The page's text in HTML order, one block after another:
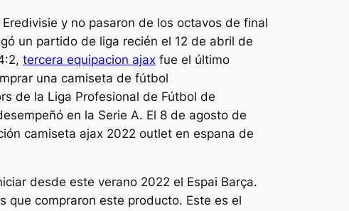
y no pasaron de los octavos de final
un partido de liga recién el 12 de abril de
tercera equipacion ajax fue el último
una camiseta de fútbol
de la Liga Profesional de Fútbol de
en la Serie A. El 8 de agosto de
camiseta ajax 2022 outlet en espana de
desde este verano 2022 el Espai Barça.
compraron este producto. Este es el